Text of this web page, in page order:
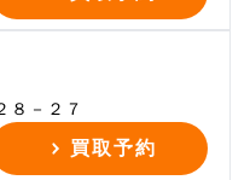
８－２７
買取予約